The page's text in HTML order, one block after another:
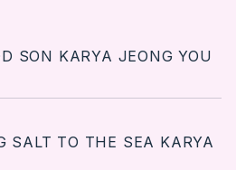
SON KARYA JEONG YOU
SALT TO THE SEA KARYA